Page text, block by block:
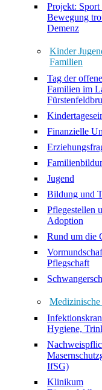
Projekt: Sport
Bewegung
Demenz
Kinder
Familien
Tag der
Familien im
Finanzielle
Jugend
Bildung und
Pflegestellen
Adoption
Rund um die
Pflegschaft
Hygiene,
IfSG)
Klinikum